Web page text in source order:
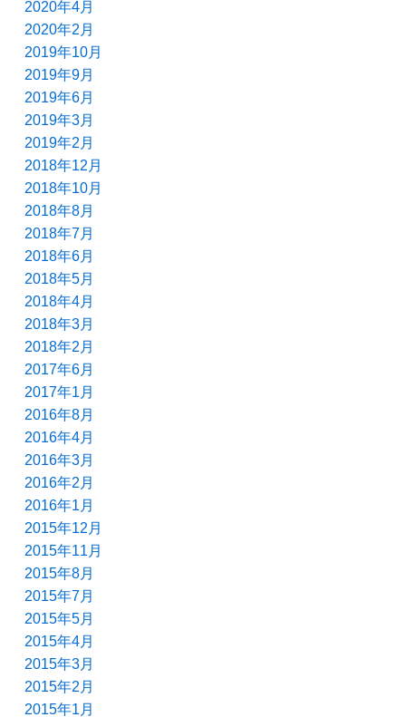
2020年4月
2020年2月
2019年10月
2019年9月
2019年6月
2019年3月
2019年2月
2018年12月
2018年10月
2018年8月
2018年7月
2018年6月
2018年5月
2018年4月
2018年3月
2018年2月
2017年6月
2017年1月
2016年8月
2016年4月
2016年3月
2016年2月
2016年1月
2015年12月
2015年11月
2015年8月
2015年7月
2015年5月
2015年4月
2015年3月
2015年2月
2015年1月